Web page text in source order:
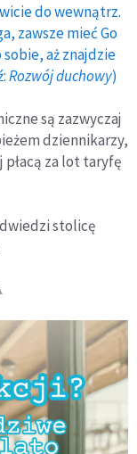
do wewnątrz.
zawsze mieć Go
aż znajdzie
Rozwój duchowy)
są zazwyczaj
dziennikarzy,
za lot taryfę
stolicę